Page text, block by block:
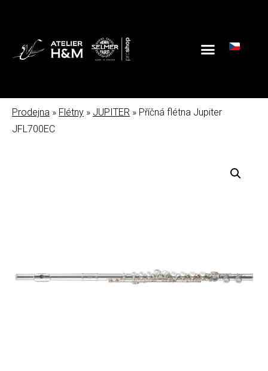
Prodejna » Flétny » JUPITER » Příčná flétna Jupiter
JFL700EC